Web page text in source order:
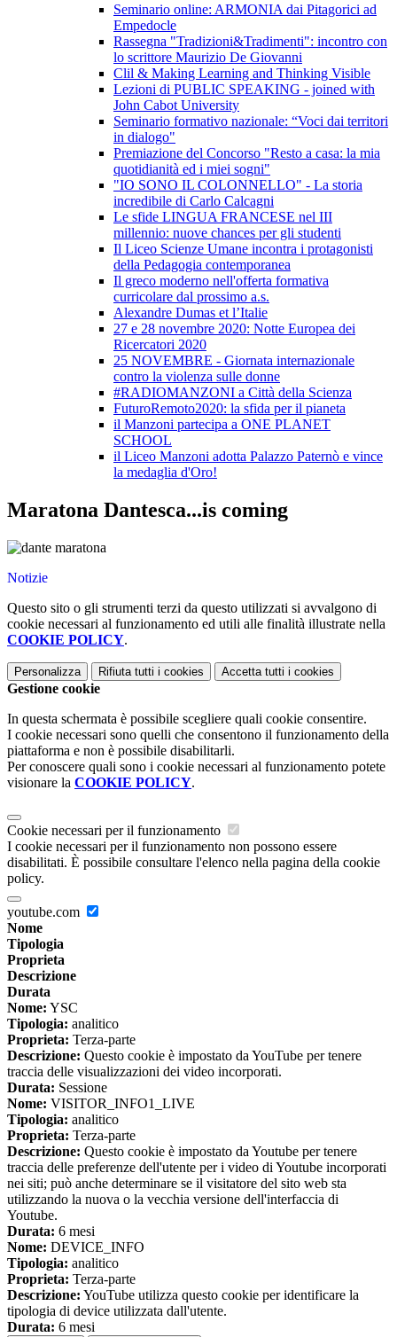
Seminario online: ARMONIA dai Pitagorici ad
Empedocle
Rassegna "Tradizioni&Tradimenti": incontro con
lo scrittore Maurizio De Giovanni
Clil & Making Learning and Thinking Visible
Lezioni di PUBLIC SPEAKING - joined with
John Cabot University
Seminario formativo nazionale: “Voci dai territori
in dialogo"
Premiazione del Concorso "Resto a casa: la mia
quotidianità ed i miei sogni"
"IO SONO IL COLONNELLO" - La storia
incredibile di Carlo Calcagni
Le sfide LINGUA FRANCESE nel III
millennio: nuove chances per gli studenti
Il Liceo Scienze Umane incontra i protagonisti
della Pedagogia contemporanea
Il greco moderno nell'offerta formativa
curricolare dal prossimo a.s.
Alexandre Dumas et l’Italie
27 e 28 novembre 2020: Notte Europea dei
Ricercatori 2020
25 NOVEMBRE - Giornata internazionale
contro la violenza sulle donne
#RADIOMANZONI a Città della Scienza
FuturoRemoto2020: la sfida per il pianeta
il Manzoni partecipa a ONE PLANET
SCHOOL
il Liceo Manzoni adotta Palazzo Paternò e vince
la medaglia d'Oro!
Maratona Dantesca...is coming
Notizie
Questo sito o gli strumenti terzi da questo utilizzati si avvalgono di
cookie necessari al funzionamento ed utili alle finalità illustrate nella
COOKIE POLICY.
Personalizza Rifiuta tutti i cookies Accetta tutti i cookies
Gestione cookie
In questa schermata è possibile scegliere quali cookie consentire.
I cookie necessari sono quelli che consentono il funzionamento della
piattaforma e non è possibile disabilitarli.
Per conoscere quali sono i cookie necessari al funzionamento potete
visionare la COOKIE POLICY.
Cookie necessari per il funzionamento
I cookie necessari per il funzionamento non possono essere
disabilitati. È possibile consultare l'elenco nella pagina della cookie
policy.
youtube.com
Nome
Tipologia
Proprieta
Descrizione
Durata
Nome: YSC
Tipologia: analitico
Proprieta: Terza-parte
Descrizione: Questo cookie è impostato da YouTube per tenere
traccia delle visualizzazioni dei video incorporati.
Durata: Sessione
Nome: VISITOR_INFO1_LIVE
Tipologia: analitico
Proprieta: Terza-parte
Descrizione: Questo cookie è impostato da Youtube per tenere
traccia delle preferenze dell'utente per i video di Youtube incorporati
nei siti; può anche determinare se il visitatore del sito web sta
utilizzando la nuova o la vecchia versione dell'interfaccia di
Youtube.
Durata: 6 mesi
Nome: DEVICE_INFO
Tipologia: analitico
Proprieta: Terza-parte
Descrizione: YouTube utilizza questo cookie per identificare la
tipologia di device utilizzata dall'utente.
Durata: 6 mesi